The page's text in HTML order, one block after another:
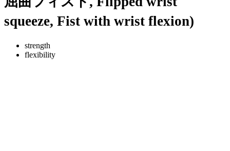
squeeze, Fist with wrist flexion)
strength
flexibility